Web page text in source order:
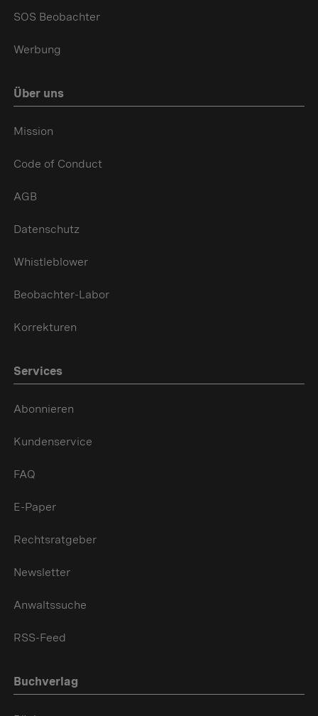
SOS Beobachter
Werbung
Über uns
Mission
Code of Conduct
AGB
Datenschutz
Whistleblower
Beobachter-Labor
Korrekturen
Services
Abonnieren
Kundenservice
FAQ
E-Paper
Rechtsratgeber
Newsletter
Anwaltssuche
RSS-Feed
Buchverlag